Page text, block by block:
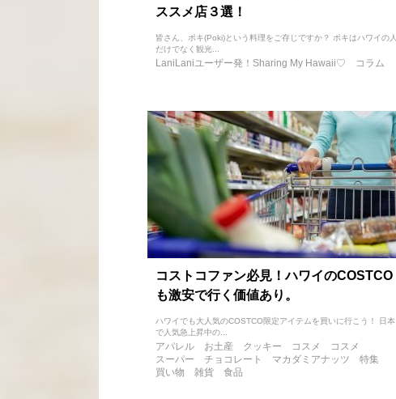
ススメ店３選！
皆さん、ポキ(Poki)という料理をご存じですか？ ポキはハワイの人
だけでなく観光...
LaniLaniユーザー発！Sharing My Hawaii♡ コラム
コストコファン必見！ハワイのCOSTCO
も激安で行く価値あり。
ハワイでも大人気のCOSTCO限定アイテムを買いに行こう！ 日本
で人気急上昇中の...
アパレル お土産 クッキー コスメ
コスメ
スーパー
チョコレート マカダミアナッツ
特集
買い物
雑貨 食品